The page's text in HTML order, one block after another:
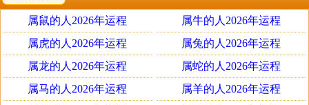
属鼠的人2026年运程
属牛的人2026年运程
属虎的人2026年运程
属兔的人2026年运程
属龙的人2026年运程
属蛇的人2026年运程
属马的人2026年运程
属羊的人2026年运程